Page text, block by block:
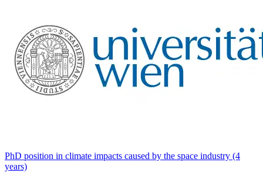
PhD position in climate impacts caused by the space industry (4
years)